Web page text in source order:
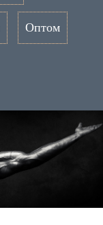
Оптом